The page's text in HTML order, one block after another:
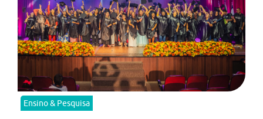
Ensino & Pesquisa